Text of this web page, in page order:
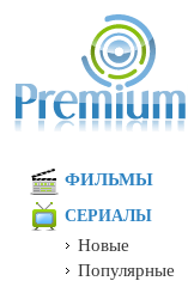
ФИЛЬМЫ
СЕРИАЛЫ
Новые
Популярные